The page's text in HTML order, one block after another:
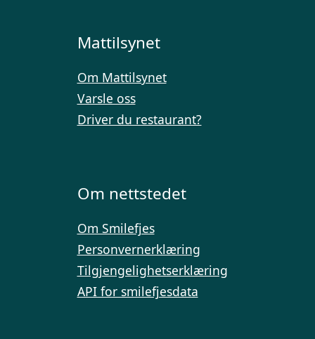
Mattilsynet
Om Mattilsynet
Varsle oss
Driver du restaurant?
Om nettstedet
Om Smilefjes
Personvernerklæring
Tilgjengelighetserklæring
API for smilefjesdata